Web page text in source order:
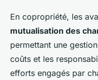
En copropriété, les
mutualisation des
permettant une
coûts et les
efforts engagés par